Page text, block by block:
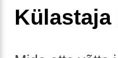
Külastaja